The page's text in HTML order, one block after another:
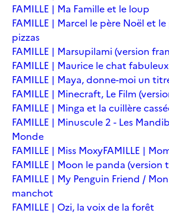
FAMILLE | Ma Famille et le loup
FAMILLE | Marcel le père Noël et
pizzas
FAMILLE | Marsupilami (version
FAMILLE | Maurice le chat fabuleux
FAMILLE | Maya, donne-moi un
FAMILLE | Minecraft, Le Film
FAMILLE | Minga et la cuillère
FAMILLE | Minuscule 2 - Les
Monde
FAMILLE | Miss MoxyFAMILLE |
FAMILLE | Moon le panda (version
FAMILLE | My Penguin Friend /
manchot
FAMILLE | Ozi, la voix de la forêt